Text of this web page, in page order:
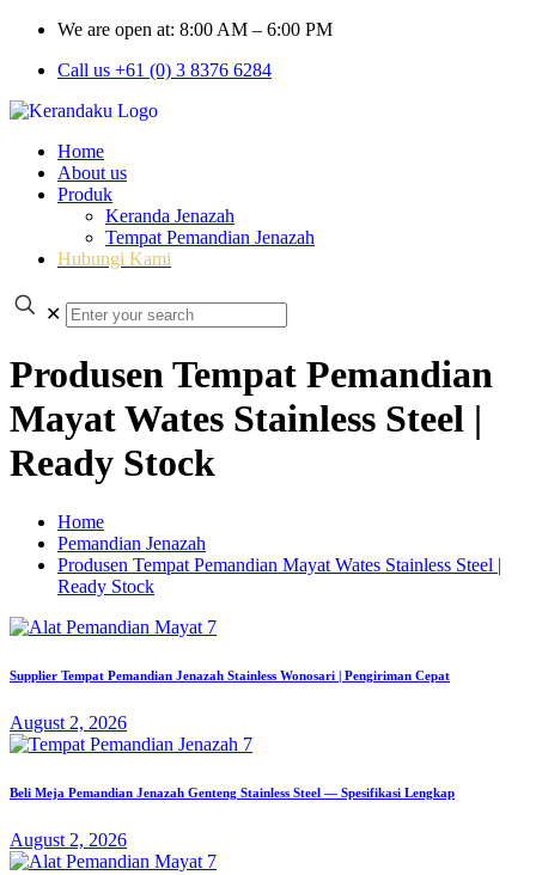
We are open at: 8:00 AM – 6:00 PM
Call us +61 (0) 3 8376 6284
Home
About us
Produk
Keranda Jenazah
Tempat Pemandian Jenazah
Hubungi Kami
✕
Produsen Tempat Pemandian
Mayat Wates Stainless Steel |
Ready Stock
Home
Pemandian Jenazah
Produsen Tempat Pemandian Mayat Wates Stainless Steel |
Ready Stock
Supplier Tempat Pemandian Jenazah Stainless Wonosari | Pengiriman Cepat
August 2, 2026
Beli Meja Pemandian Jenazah Genteng Stainless Steel — Spesifikasi Lengkap
August 2, 2026